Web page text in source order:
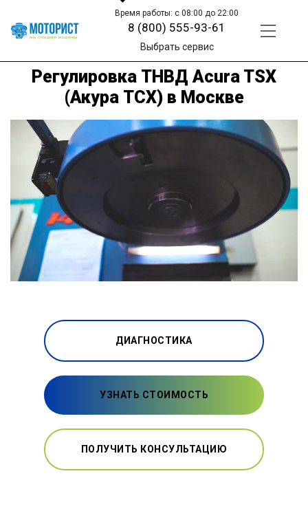
Время работы: с 08:00 до 22:00
8 (800) 555-93-61
Выбрать сервис
Регулировка ТНВД Acura TSX
(Акура ТСХ) в Москве
ДИАГНОСТИКА
УЗНАТЬ СТОИМОСТЬ
ПОЛУЧИТЬ КОНСУЛЬТАЦИЮ